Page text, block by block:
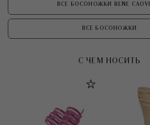
ВСЕ БОСОНОЖКИ RENE
ВСЕ БОСОНОЖКИ
С ЧЕМ НОСИТЬ